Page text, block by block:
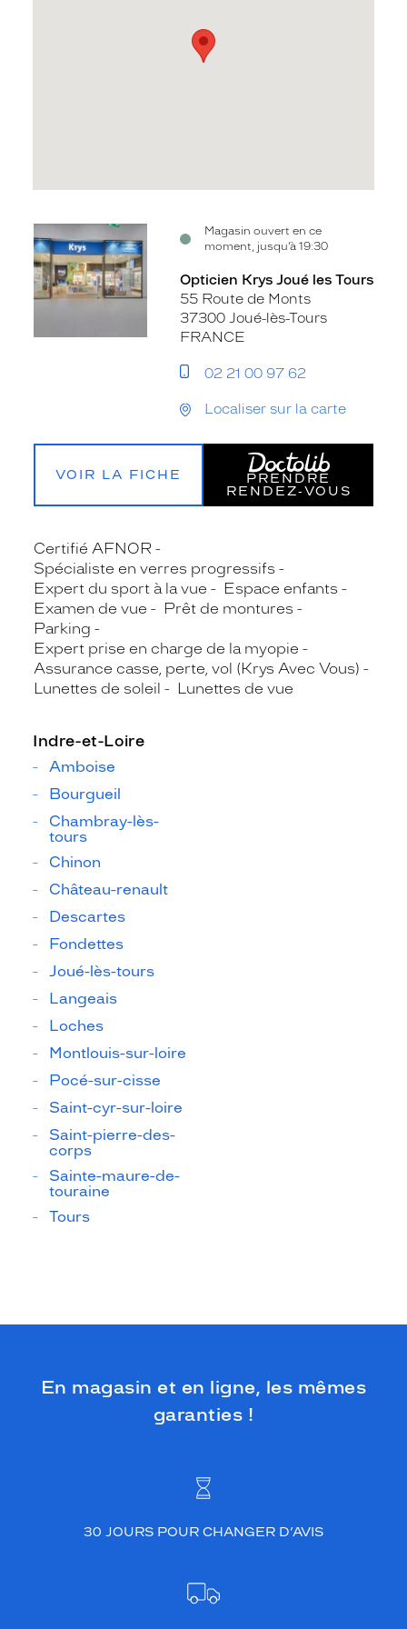
Magasin ouvert en ce
moment, jusqu’à 19:30
Voir
la
fiche
Opticien Krys Joué les Tours
55 Route de Monts
37300 Joué-lès-Tours
FRANCE
02 21 00 97 62
Localiser sur la carte
VOIR LA FICHE
PRENDRE
RENDEZ‑VOUS
Certifié AFNOR
Spécialiste en verres progressifs
Expert du sport à la vue
Espace enfants
Examen de vue
Prêt de montures
Parking
Expert prise en charge de la myopie
Assurance casse, perte, vol (Krys Avec Vous)
Lunettes de soleil
Lunettes de vue
Indre-et-Loire
Amboise
Bourgueil
Chambray-lès-
tours
Chinon
Château-renault
Descartes
Fondettes
Joué-lès-tours
Langeais
Loches
Montlouis-sur-loire
Pocé-sur-cisse
Saint-cyr-sur-loire
Saint-pierre-des-
corps
Sainte-maure-de-
touraine
Tours
En magasin et en ligne, les mêmes
garanties !
30 JOURS POUR CHANGER D’AVIS